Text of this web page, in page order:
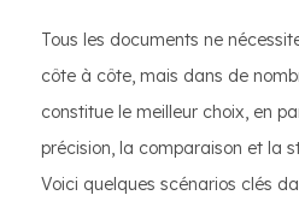
Tous les documents ne
côte à côte, mais dans de
constitue le meilleur choix, en
précision, la comparaison et la
Voici quelques scénarios clés